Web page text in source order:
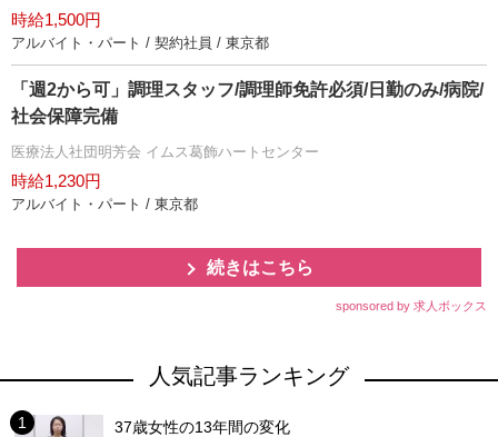
時給1,500円
アルバイト・パート / 契約社員 / 東京都
「週2から可」調理スタッフ/調理師免許必須/日勤のみ/病院/
社会保障完備
医療法人社団明芳会 イムス葛飾ハートセンター
時給1,230円
アルバイト・パート / 東京都
続きはこちら
sponsored by 求人ボックス
人気記事ランキング
37歳女性の13年間の変化